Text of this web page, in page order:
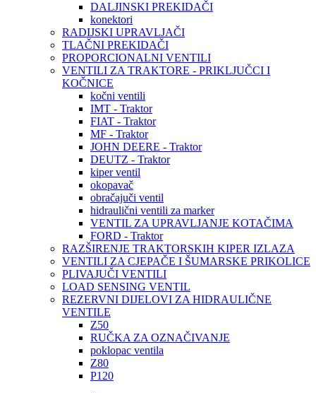
DALJINSKI PREKIDAČI
konektori
RADIJSKI UPRAVLJAČI
TLAČNI PREKIDAČI
PROPORCIONALNI VENTILI
VENTILI ZA TRAKTORE - PRIKLJUČCI I
KOČNICE
kočni ventili
IMT - Traktor
FIAT - Traktor
MF - Traktor
JOHN DEERE - Traktor
DEUTZ - Traktor
kiper ventil
okopavač
obračajuči ventil
hidraulični ventili za marker
VENTIL ZA UPRAVLJANJE KOTAČIMA
FORD - Traktor
RAZŠIRENJE TRAKTORSKIH KIPER IZLAZA
VENTILI ZA CJEPAČE I ŠUMARSKE PRIKOLICE
PLIVAJUČI VENTILI
LOAD SENSING VENTIL
REZERVNI DIJELOVI ZA HIDRAULIČNE
VENTILE
Z50
RUČKA ZA OZNAČIVANJE
poklopac ventila
Z80
P120